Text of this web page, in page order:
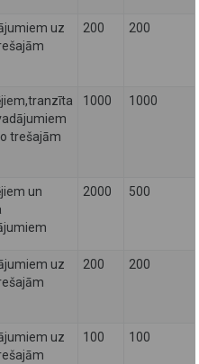
uz
200 200
trešajām
1000 1000
un
2000 500
uz
200 200
uz
100 100